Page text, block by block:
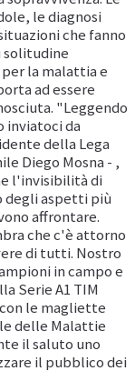
le diagnosi
che fanno
solitudine
la malattia e
ad essere
"Leggendo
inviatoci da
della Lega
Diego Mosna - ,
l'invisibilità di
degli aspetti più
affrontare.
che c'è attorno
di tutti. Nostro
in campo e
Serie A1 TIM
le magliette
delle Malattie
il saluto uno
il pubblico dei